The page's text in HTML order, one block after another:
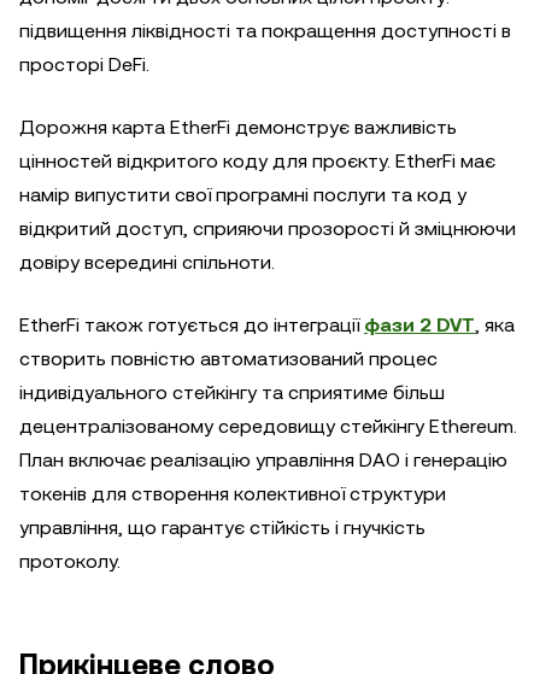
підвищення ліквідності та покращення доступності в
просторі DeFi.
Дорожня карта EtherFi демонструє важливість
цінностей відкритого коду для проєкту. EtherFi має
намір випустити свої програмні послуги та код у
відкритий доступ, сприяючи прозорості й зміцнюючи
довіру всередині спільноти.
EtherFi також готується до інтеграції фази 2 DVT, яка
створить повністю автоматизований процес
індивідуального стейкінгу та сприятиме більш
децентралізованому середовищу стейкінгу Ethereum.
План включає реалізацію управління DAO і генерацію
токенів для створення колективної структури
управління, що гарантує стійкість і гнучкість
протоколу.
Прикінцеве слово